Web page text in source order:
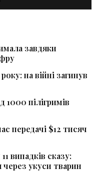
завдяки
на війні загинув
пілігримів
передачі $12 тисяч
випадків сказу:
укуси тварин